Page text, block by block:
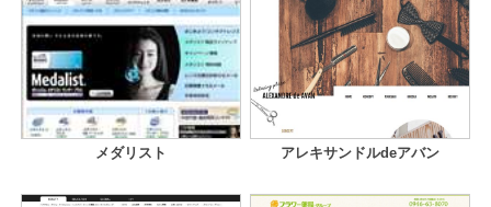
メダリスト アレキサンドルdeアバン